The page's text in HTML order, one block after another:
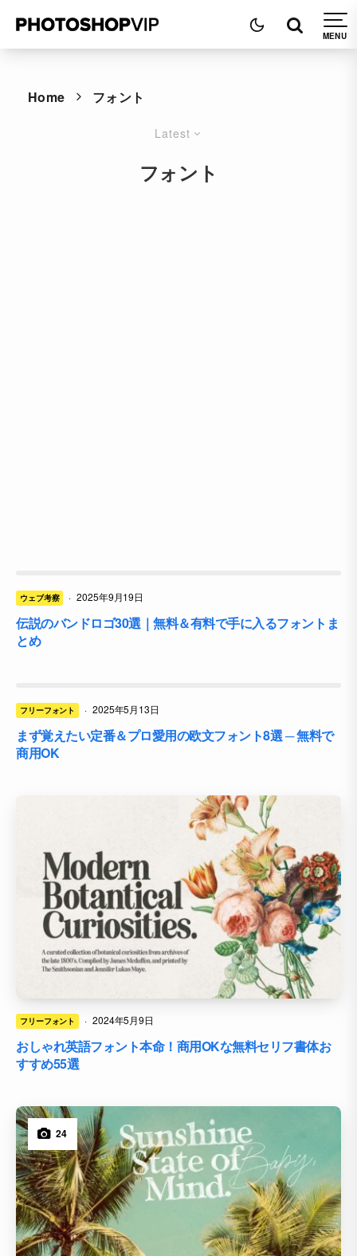
Home フォント
Latest
フォント
ウェブ考察 · 2025年9月19日
伝説のバンドロゴ30選｜無料＆有料で手に入るフォントま
とめ
フリーフォント · 2025年5月13日
まず覚えたい定番＆プロ愛用の欧文フォント8選 ─ 無料で
商用OK
フリーフォント · 2024年5月9日
おしゃれ英語フォント本命！商用OKな無料セリフ書体お
すすめ55選
24